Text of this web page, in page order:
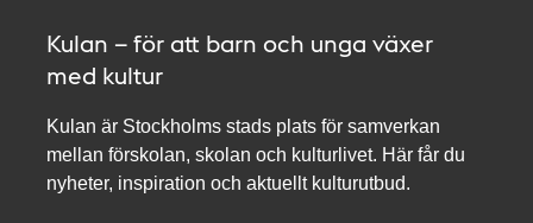
Kulan – för att barn och unga växer
med kultur
Kulan är Stockholms stads plats för samverkan
mellan förskolan, skolan och kulturlivet. Här får du
nyheter, inspiration och aktuellt kulturutbud.